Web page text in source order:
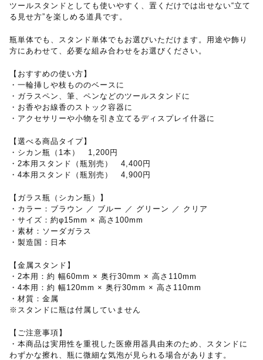
ツールスタンドとしても使いやすく、置くだけでは出せない“立て
る見せ方”を楽しめる道具です。
瓶単体でも、スタンド単体でもお選びいただけます。用途や飾り
方にあわせて、必要な組み合わせをお選びください。
【おすすめの使い方】
・一輪挿しや枝もののベースに
・ガラスペン、筆、ペンなどのツールスタンドに
・お香やお線香のストック容器に
・アクセサリーや小物を引き立てるディスプレイ什器に
【選べる商品タイプ】
・シカン瓶（1本） 1,200円
・2本用スタンド（瓶別売） 4,400円
・4本用スタンド（瓶別売） 4,900円
【ガラス瓶（シカン瓶）】
・カラー：ブラウン ／ ブルー ／ グリーン ／ クリア
・サイズ：約φ15mm × 高さ100mm
・素材：ソーダガラス
・製造国：日本
【金属スタンド】
・2本用：約 幅60mm × 奥行30mm × 高さ110mm
・4本用：約 幅120mm × 奥行30mm × 高さ110mm
・材質：金属
※スタンドに瓶は付属していません
【ご注意事項】
・本商品は実用性を重視した医療用器具由来のため、スタンドに
わずかな擦れ、瓶に微細な気泡が見られる場合があります。